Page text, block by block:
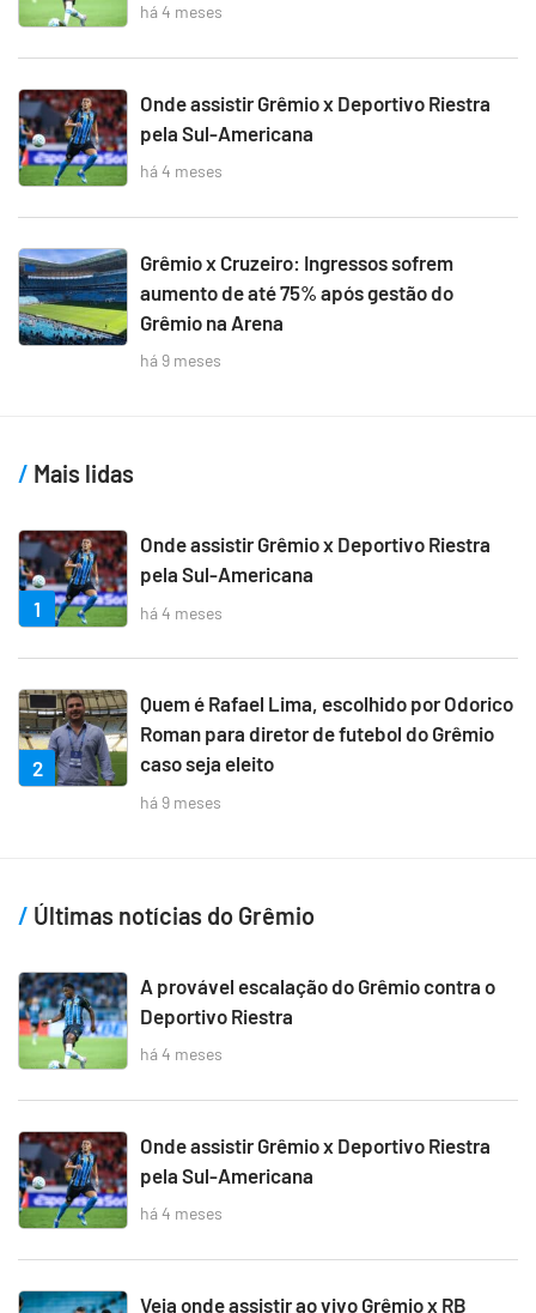
há 4 meses
Onde assistir Grêmio x Deportivo Riestra
pela Sul-Americana
há 4 meses
Grêmio x Cruzeiro: Ingressos sofrem
aumento de até 75% após gestão do
Grêmio na Arena
há 9 meses
Mais lidas
1
Onde assistir Grêmio x Deportivo Riestra
pela Sul-Americana
há 4 meses
2
Quem é Rafael Lima, escolhido por Odorico
Roman para diretor de futebol do Grêmio
caso seja eleito
há 9 meses
Últimas notícias do Grêmio
A provável escalação do Grêmio contra o
Deportivo Riestra
há 4 meses
Onde assistir Grêmio x Deportivo Riestra
pela Sul-Americana
há 4 meses
Veja onde assistir ao vivo Grêmio x RB